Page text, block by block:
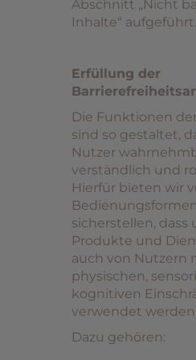
Abschnitt „Nicht
Inhalte“ aufgeführt.
Erfüllung der
Die Funktionen
sind so gestaltet,
Nutzer
verständlich und
Hierfür bieten wir
sicherstellen, dass
Produkte und
auch von Nutzern
physischen,
kognitiven
verwendet
Dazu gehören: